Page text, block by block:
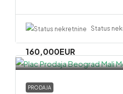
Status
160,000EUR
PRODAJA